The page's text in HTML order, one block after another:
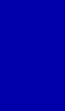
Du lundi au